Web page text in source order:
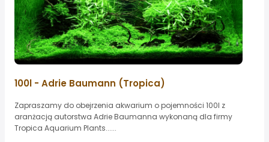
100l - Adrie Baumann (Tropica)
Zapraszamy do obejrzenia akwarium o pojemności 100l z
aranżacją autorstwa Adrie Baumanna wykonaną dla firmy
Tropica Aquarium Plants......